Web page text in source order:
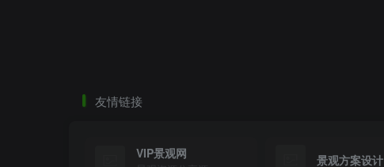
友情链接
VIP景观网 景观方案设计